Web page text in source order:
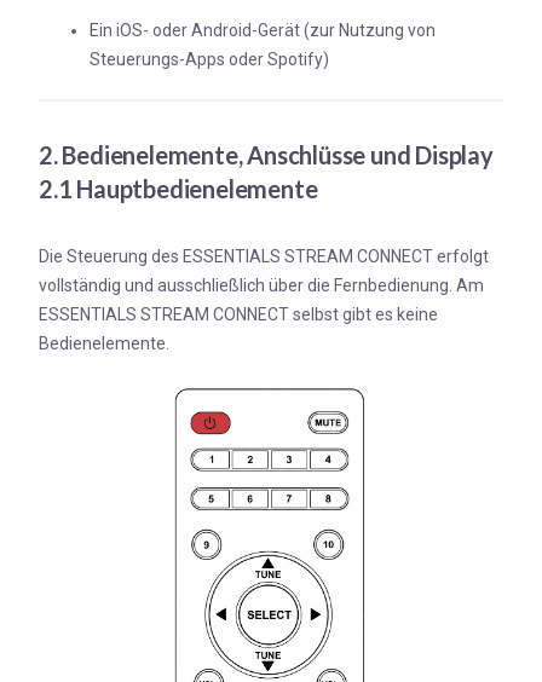
Ein iOS- oder Android-Gerät (zur Nutzung von
Steuerungs-Apps oder Spotify)
2. Bedienelemente, Anschlüsse und Display
2.1 Hauptbedienelemente
Die Steuerung des ESSENTIALS STREAM CONNECT erfolgt
vollständig und ausschließlich über die Fernbedienung. Am
ESSENTIALS STREAM CONNECT selbst gibt es keine
Bedienelemente.